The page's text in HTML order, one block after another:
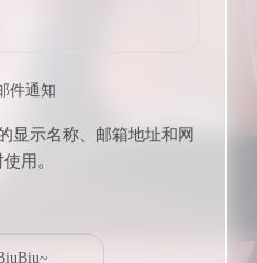
件通知
显示名称、邮箱地址和网
用。